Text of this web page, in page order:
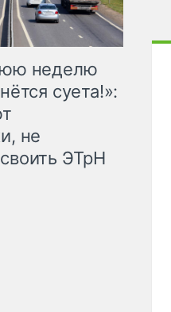
неделю
суета!»:
не
ЭТрН